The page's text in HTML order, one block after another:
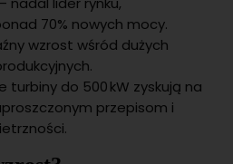
70% nowych mocy.
wzrost wśród dużych
turbiny do 500 kW zyskują na
przepisom i